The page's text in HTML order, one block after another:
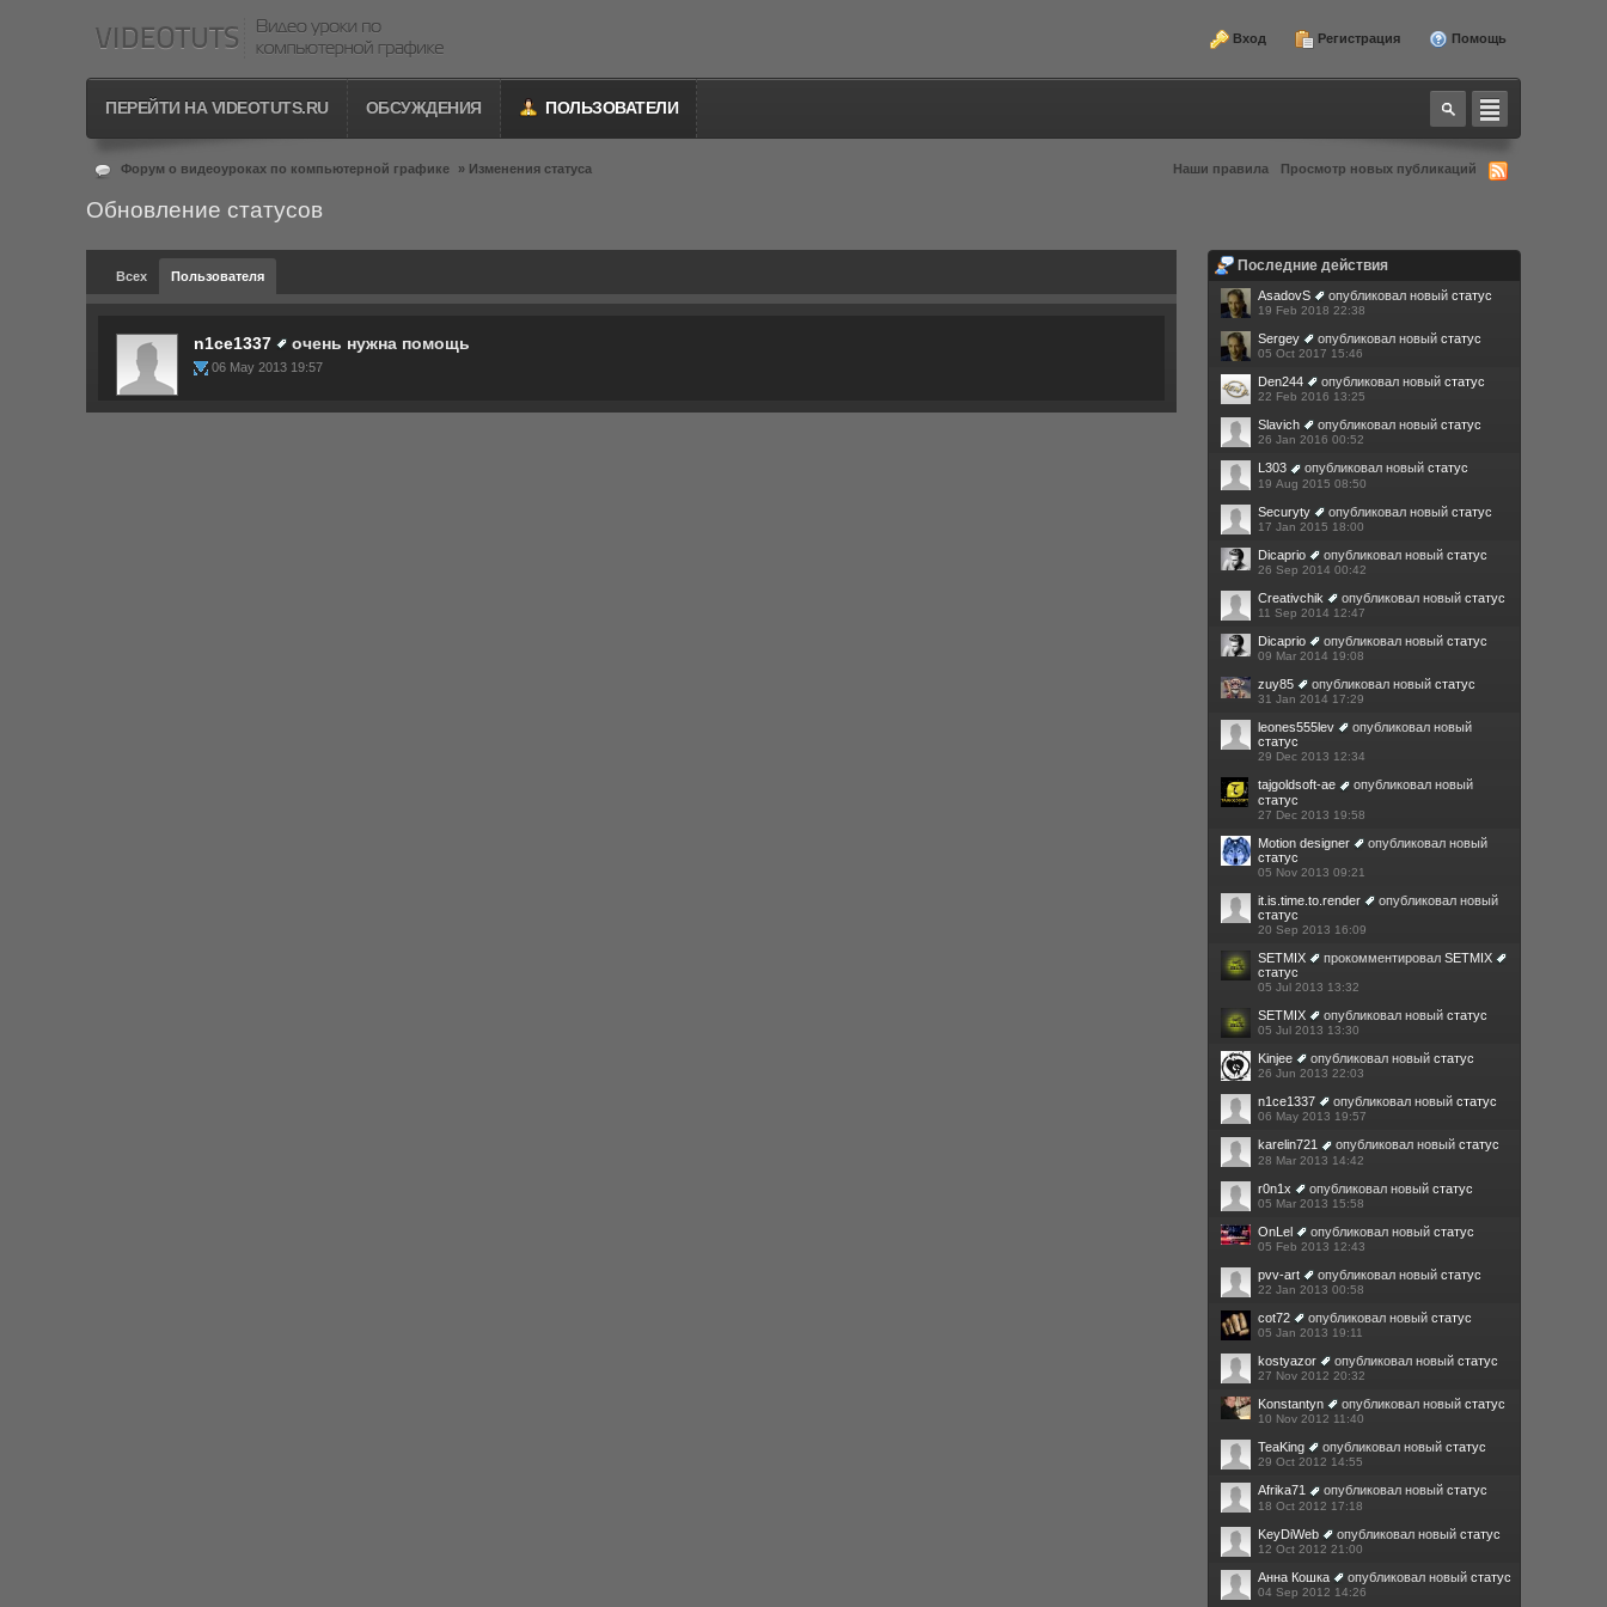
Вход Регистрация Помощь
ПЕРЕЙТИ НА VIDEOTUTS.RU ОБСУЖДЕНИЯ ПОЛЬЗОВАТЕЛИ
Форум о видеоуроках по компьютерной графике » Изменения статуса Наши правила Просмотр новых публикаций
Обновление статусов
Последние действия
AsadovS опубликовал новый статус
19 Feb 2018 22:38
Sergey опубликовал новый статус
05 Oct 2017 15:46
Den244 опубликовал новый статус
22 Feb 2016 13:25
Slavich опубликовал новый статус
26 Jan 2016 00:52
L303 опубликовал новый статус
19 Aug 2015 08:50
Securyty опубликовал новый статус
17 Jan 2015 18:00
Dicaprio опубликовал новый статус
26 Sep 2014 00:42
Creativchik опубликовал новый статус
11 Sep 2014 12:47
Dicaprio опубликовал новый статус
09 Mar 2014 19:08
zuy85 опубликовал новый статус
31 Jan 2014 17:29
leones555lev
опубликовал новый
статус
29 Dec 2013 12:34
tajgoldsoft-ae
опубликовал новый
статус
27 Dec 2013 19:58
Motion designer
опубликовал новый
статус
05 Nov 2013 09:21
it.is.time.to.render
опубликовал новый
статус
20 Sep 2013 16:09
SETMIX прокомментировал SETMIX
статус
05 Jul 2013 13:32
SETMIX опубликовал новый статус
05 Jul 2013 13:30
Kinjee опубликовал новый статус
26 Jun 2013 22:03
n1ce1337 опубликовал новый статус
06 May 2013 19:57
karelin721 опубликовал новый статус
28 Mar 2013 14:42
r0n1x опубликовал новый статус
05 Mar 2013 15:58
OnLel опубликовал новый статус
05 Feb 2013 12:43
pvv-art опубликовал новый статус
22 Jan 2013 00:58
cot72 опубликовал новый статус
05 Jan 2013 19:11
kostyazor опубликовал новый статус
27 Nov 2012 20:32
Konstantyn опубликовал новый статус
10 Nov 2012 11:40
TeaKing опубликовал новый статус
29 Oct 2012 14:55
Afrika71 опубликовал новый статус
18 Oct 2012 17:18
KeyDiWeb опубликовал новый статус
12 Oct 2012 21:00
Анна Кошка опубликовал новый статус
04 Sep 2012 14:26
Всех Пользователя
n1ce1337 очень нужна помощь
06 May 2013 19:57